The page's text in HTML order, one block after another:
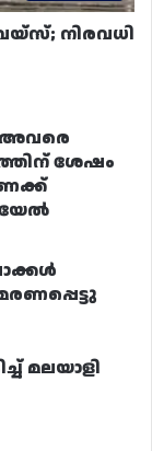
നിരവധി
അവരെ
ശേഷം
മലയാളി